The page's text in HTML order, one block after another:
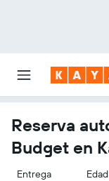
Reserva
Budget en
Entrega